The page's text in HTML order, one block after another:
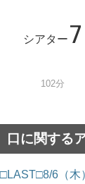
シアター 7
102分
口に関する
□LAST□8/6（木